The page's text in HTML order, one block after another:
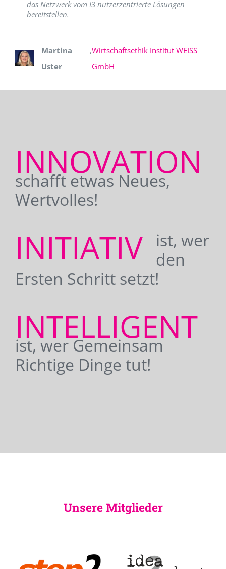
das Netzwerk vom I3 nutzerzentrierte Lösungen
bereitstellen.
Martina
Uster
,Wirtschaftsethik Institut WEISS
GmbH
INNOVATION
schafft etwas Neues,
Wertvolles!
INITIATIV
ist, wer
den
Ersten Schritt setzt!
INTELLIGENT
ist, wer Gemeinsam
Richtige Dinge tut!
Unsere Mitglieder